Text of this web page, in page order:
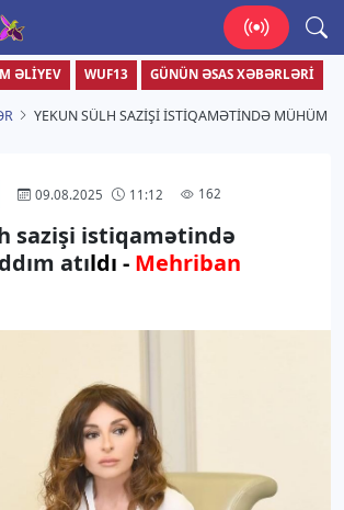
bizimlə yaşa!
ƏLIYEV WUF13 GÜNÜN ƏSAS XƏBƏRLƏRI
YEKUN SÜLH SAZIŞI ISTIQAMƏTINDƏ MÜHÜM
09.08.2025 11:12 162
sazişi istiqamətində
atıldı - Mehriban